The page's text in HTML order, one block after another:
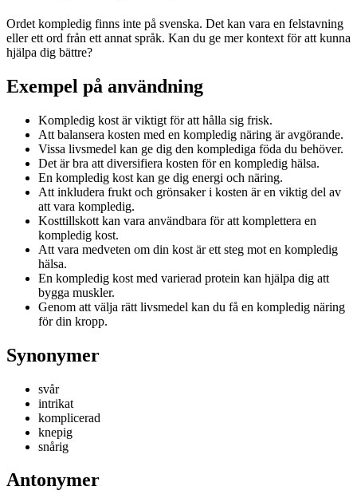
Ordet kompledig finns inte på svenska. Det kan vara en felstavning
eller ett ord från ett annat språk. Kan du ge mer kontext för att kunna
hjälpa dig bättre?
Exempel på användning
Kompledig kost är viktigt för att hålla sig frisk.
Att balansera kosten med en kompledig näring är avgörande.
Vissa livsmedel kan ge dig den komplediga föda du behöver.
Det är bra att diversifiera kosten för en kompledig hälsa.
En kompledig kost kan ge dig energi och näring.
Att inkludera frukt och grönsaker i kosten är en viktig del av
att vara kompledig.
Kosttillskott kan vara användbara för att komplettera en
kompledig kost.
Att vara medveten om din kost är ett steg mot en kompledig
hälsa.
En kompledig kost med varierad protein kan hjälpa dig att
bygga muskler.
Genom att välja rätt livsmedel kan du få en kompledig näring
för din kropp.
Synonymer
svår
intrikat
komplicerad
knepig
snårig
Antonymer